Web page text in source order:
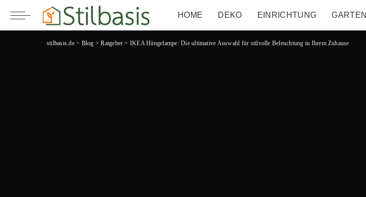
HOME DEKO EINRICHTUNG GARTEN
stilbasis.de> Blog >Ratgeber > IKEA Hängelampe: Die ultimative Auswahl für stilvolle Beleuchtung in Ihrem Zuhause